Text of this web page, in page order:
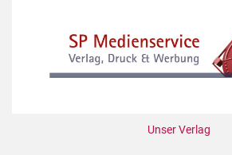
Unser Verlag